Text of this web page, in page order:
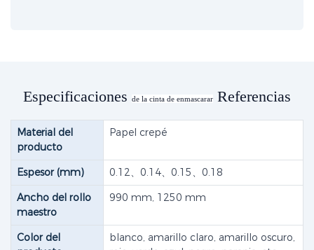
Especificaciones de la cinta de enmascarar Referencias
Material del
producto
Papel crepé
Espesor (mm)
0.12、0.14、0.15、0.18
Ancho del rollo
maestro
990 mm, 1250 mm
Color del
blanco, amarillo claro, amarillo oscuro,